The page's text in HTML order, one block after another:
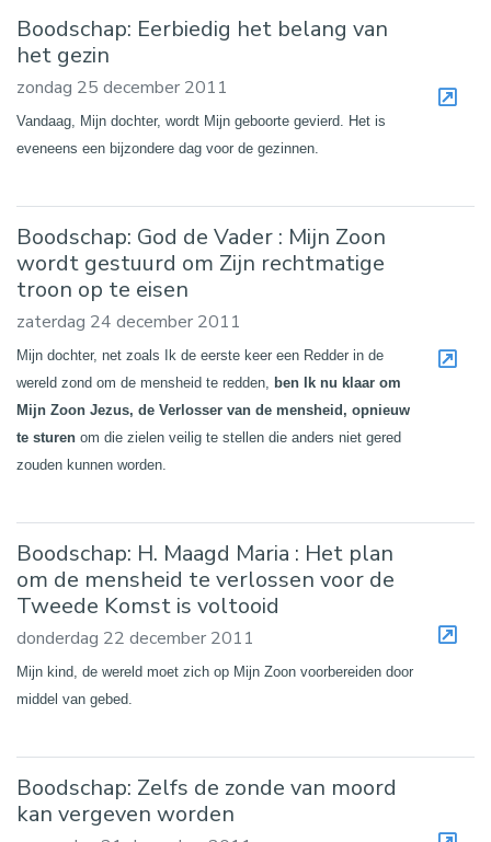
Boodschap: Eerbiedig het belang van
het gezin
zondag 25 december 2011
Vandaag, Mijn dochter, wordt Mijn geboorte gevierd. Het is
eveneens een bijzondere dag voor de gezinnen.
Boodschap: God de Vader : Mijn Zoon
wordt gestuurd om Zijn rechtmatige
troon op te eisen
zaterdag 24 december 2011
Mijn dochter, net zoals Ik de eerste keer een Redder in de
wereld zond om de mensheid te redden, ben Ik nu klaar om
Mijn Zoon Jezus, de Verlosser van de mensheid, opnieuw
te sturen om die zielen veilig te stellen die anders niet gered
zouden kunnen worden.
Boodschap: H. Maagd Maria : Het plan
om de mensheid te verlossen voor de
Tweede Komst is voltooid
donderdag 22 december 2011
Mijn kind, de wereld moet zich op Mijn Zoon voorbereiden door
middel van gebed.
Boodschap: Zelfs de zonde van moord
kan vergeven worden